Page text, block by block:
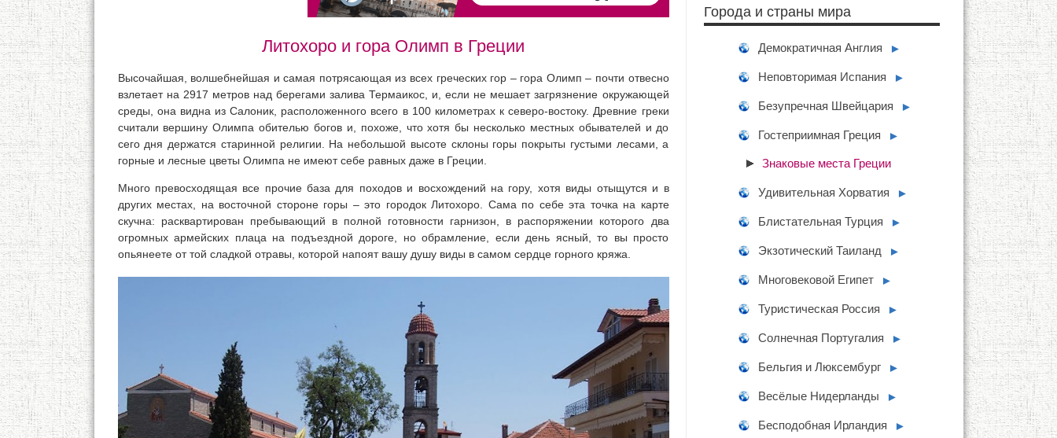
Литохоро и гора Олимп в Греции
Высочайшая, волшебнейшая и самая потрясающая из всех греческих гор – гора Олимп – почти отвесно
взлетает на 2917 метров над берегами залива Термаикос, и, если не мешает загрязнение окружающей
среды, она видна из Салоник, расположенного всего в 100 километрах к северо-востоку. Древние греки
считали вершину Олимпа обителью богов и, похоже, что хотя бы несколько местных обывателей и до
сего дня держатся старинной религии. На небольшой высоте склоны горы покрыты густыми лесами, а
горные и лесные цветы Олимпа не имеют себе равных даже в Греции.
Много превосходящая все прочие база для походов и восхождений на гору, хотя виды отыщутся и в
других местах, на восточной стороне горы – это городок Литохоро. Сама по себе эта точка на карте
скучна: расквартирован пребывающий в полной готовности гарнизон, в распоряжении которого два
огромных армейских плаца на подъездной дороге, но обрамление, если день ясный, то вы просто
опьянеете от той сладкой отравы, которой напоят вашу душу виды в самом сердце горного кряжа.
Города и страны мира
Демократичная Англия ►
Неповторимая Испания ►
Безупречная Швейцария ►
Гостеприимная Греция ►
Знаковые места Греции
Удивительная Хорватия ►
Блистательная Турция ►
Экзотический Таиланд ►
Многовековой Египет ►
Туристическая Россия ►
Солнечная Португалия ►
Бельгия и Люксембург ►
Весёлые Нидерланды ►
Бесподобная Ирландия ►